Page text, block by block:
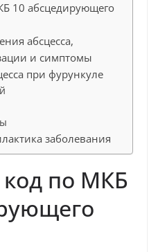
10 абсцедирующего
абсцесса,
и симптомы
при фурункуле
заболевания
код по МКБ